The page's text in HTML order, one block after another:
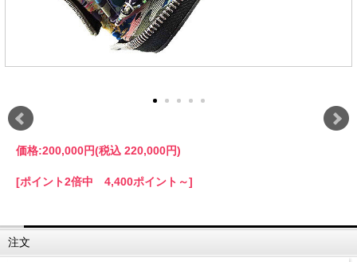
価格:200,000円(税込 220,000円)
[ポイント2倍中 4,400ポイント～]
注文